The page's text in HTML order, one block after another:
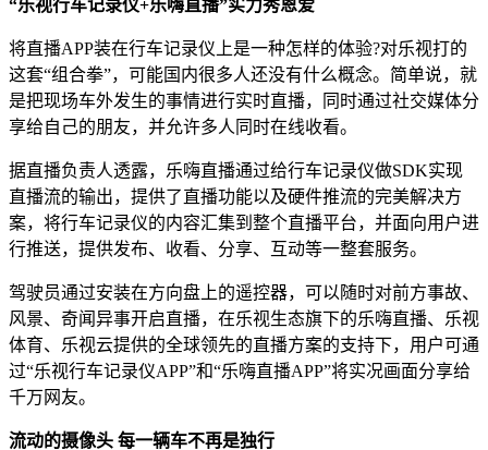
“乐视行车记录仪+乐嗨直播”实力秀恩爱
将直播APP装在行车记录仪上是一种怎样的体验?对乐视打的
这套“组合拳”，可能国内很多人还没有什么概念。简单说，就
是把现场车外发生的事情进行实时直播，同时通过社交媒体分
享给自己的朋友，并允许多人同时在线收看。
据直播负责人透露，乐嗨直播通过给行车记录仪做SDK实现
直播流的输出，提供了直播功能以及硬件推流的完美解决方
案，将行车记录仪的内容汇集到整个直播平台，并面向用户进
行推送，提供发布、收看、分享、互动等一整套服务。
驾驶员通过安装在方向盘上的遥控器，可以随时对前方事故、
风景、奇闻异事开启直播，在乐视生态旗下的乐嗨直播、乐视
体育、乐视云提供的全球领先的直播方案的支持下，用户可通
过“乐视行车记录仪APP”和“乐嗨直播APP”将实况画面分享给
千万网友。
流动的摄像头 每一辆车不再是独行